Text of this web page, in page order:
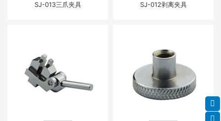
SJ-013三爪夹具 SJ-012剥离夹具